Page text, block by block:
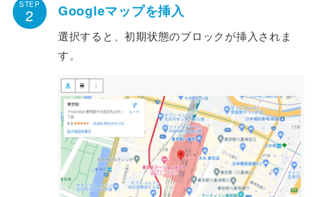
STEP
2 Googleマップを挿入
選択すると、初期状態のブロックが挿入されま
す。